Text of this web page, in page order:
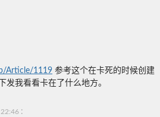
Article/1119 参考这个在卡死的时候创建
发我看看卡在了什么地方。
: